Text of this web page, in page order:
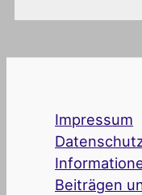
Impressum
Beiträgen